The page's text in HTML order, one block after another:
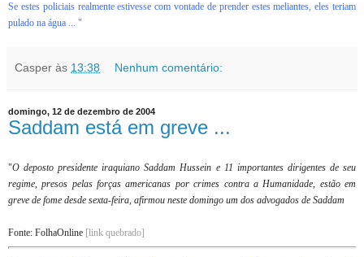
Se estes policiais realmente estivesse com vontade de prender estes meliantes, eles teriam
pulado na água ... "
Casper às 13:38 Nenhum comentário:
domingo, 12 de dezembro de 2004
Saddam está em greve ...
"O deposto presidente iraquiano Saddam Hussein e 11 importantes dirigentes de seu
regime, presos pelas forças americanas por crimes contra a Humanidade, estão em
greve de fome desde sexta-feira, afirmou neste domingo um dos advogados de Saddam
Fonte: FolhaOnline [link quebrado]